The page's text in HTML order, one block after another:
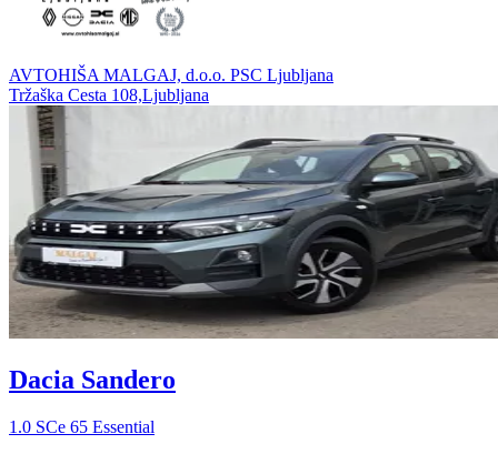
AVTOHIŠA MALGAJ, d.o.o. PSC Ljubljana
Tržaška Cesta 108,Ljubljana
Dacia Sandero
1.0 SCe 65 Essential